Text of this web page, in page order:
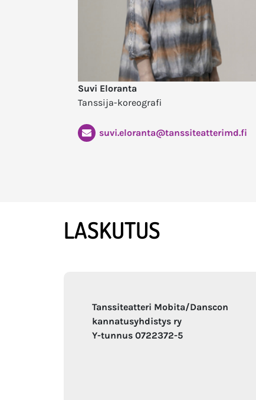
Suvi Eloranta
Tanssija-koreografi
suvi.eloranta@tanssiteatterimd.fi
LASKUTUS
Tanssiteatteri Mobita/Danscon
kannatusyhdistys ry
Y-tunnus 0722372-5